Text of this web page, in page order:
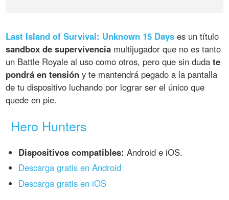
Last Island of Survival: Unknown 15 Days es un título
sandbox de supervivencia multijugador que no es tanto
un Battle Royale al uso como otros, pero que sin dudate
pondrá en tensión y te mantendrá pegado a la pantalla
de tu dispositivo luchando por lograr ser el único que
quede en pie.
Hero Hunters
Dispositivos compatibles: Android e iOS.
Descarga gratis en Android
Descarga gratis en iOS